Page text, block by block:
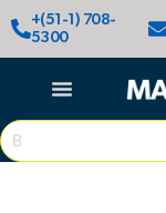
+(51-1) 708-
5300
Search